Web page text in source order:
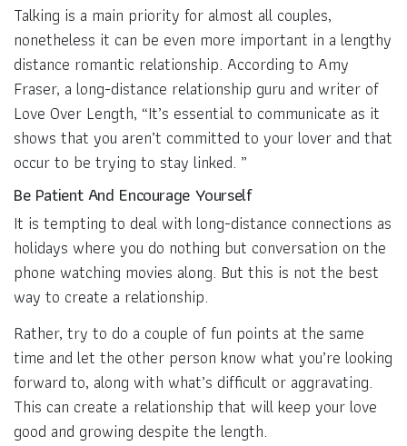
Talking is a main priority for almost all couples,
nonetheless it can be even more important in a lengthy
distance romantic relationship. According to Amy
Fraser, a long-distance relationship guru and writer of
Love Over Length, “It’s essential to communicate as it
shows that you aren’t committed to your lover and that
occur to be trying to stay linked. ”
Be Patient And Encourage Yourself
It is tempting to deal with long-distance connections as
holidays where you do nothing but conversation on the
phone watching movies along. But this is not the best
way to create a relationship.
Rather, try to do a couple of fun points at the same
time and let the other person know what you’re looking
forward to, along with what’s difficult or aggravating.
This can create a relationship that will keep your love
good and growing despite the length.